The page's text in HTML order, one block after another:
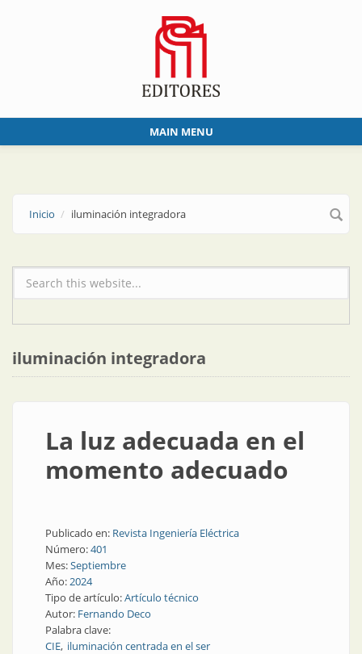
MAIN MENU
Inicio iluminación integradora
Formulario de búsqueda
iluminación integradora
La luz adecuada en el
momento adecuado
Publicado en: Revista Ingeniería Eléctrica
Número:401
Mes:Septiembre
Año:2024
Tipo de artículo:Artículo técnico
Autor: Fernando Deco
Palabra clave:
CIE iluminación centrada en el ser